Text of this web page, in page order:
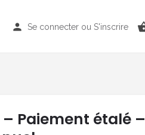
Se connecter ou S'inscrire
– Paiement étalé –